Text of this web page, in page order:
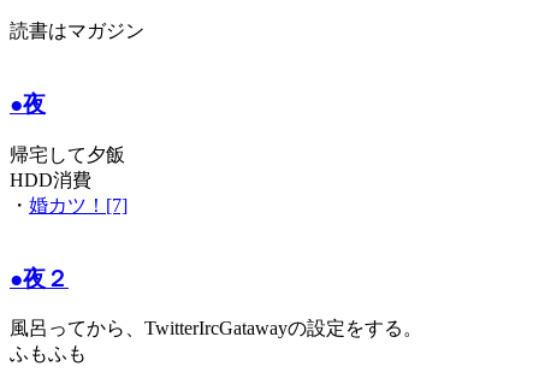
読書はマガジン
●夜
帰宅して夕飯
HDD消費
・ 婚カツ！[7]
●夜２
風呂ってから、TwitterIrcGatawayの設定をする。
ふもふも